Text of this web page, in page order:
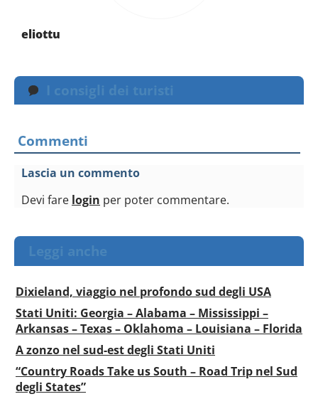
eliottu
I consigli dei turisti
Commenti
Lascia un commento
Devi fare login per poter commentare.
Leggi anche
Dixieland, viaggio nel profondo sud degli USA
Stati Uniti: Georgia – Alabama – Mississippi –
Arkansas – Texas – Oklahoma – Louisiana – Florida
A zonzo nel sud-est degli Stati Uniti
“Country Roads Take us South – Road Trip nel Sud
degli States”